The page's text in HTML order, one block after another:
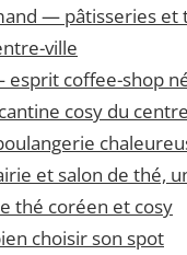
— pâtisseries et
ville
esprit coffee-shop
cosy du centre
et salon de thé,
thé coréen et cosy
choisir son spot